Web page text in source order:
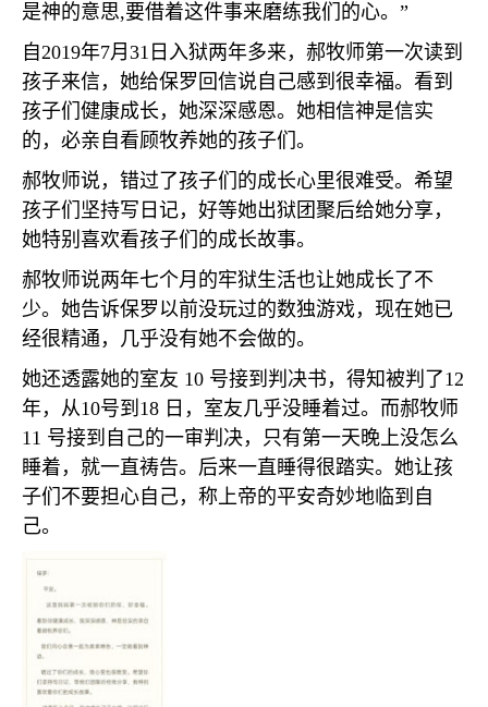
是神的意思,要借着这件事来磨练我们的心。 ”
自 2019年7月 31 日入狱两年多来，郝牧师第一次读到
孩子来信，她给保罗回信说自己感到很幸福。看到
孩子们健康成长，她深深感恩。她相信神是信实
的，必亲自看顾牧养她的孩子们。
郝牧师说，错过了孩子们的成长心里很难受。希望
孩子们坚持写日记，好等她出狱团聚后给她分享，
她特别喜欢看孩子们的成长故事。
郝牧师说两年七个月的牢狱生活也让她成长了不
少。她告诉保罗以前没玩过的数独游戏，现在她已
经很精通，几乎没有她不会做的。
她还透露她的室友 10 号接到判决书，得知被判了12
年，从10号到 18 日，室友几乎没睡着过。而郝牧师
11 号接到自己的一审判决，只有第一天晚上没怎么
睡着，就一直祷告。后来一直睡得很踏实。她让孩
子们不要担心自己，称上帝的平安奇妙地临到自
己。